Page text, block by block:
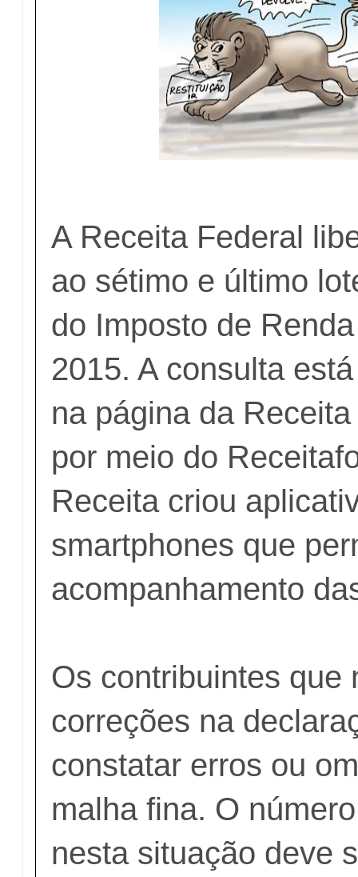
A Receita Federal
ao sétimo e último
do Imposto de
2015. A consulta
na página da
por meio do
Receita criou
smartphones que
acompanhamento
Os contribuintes que
correções na
constatar erros ou
malha fina. O
nesta situação deve